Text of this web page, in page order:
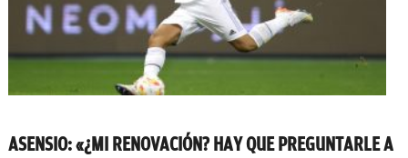
ASENSIO: «¿MI RENOVACIÓN? HAY QUE PREGUNTARLE A